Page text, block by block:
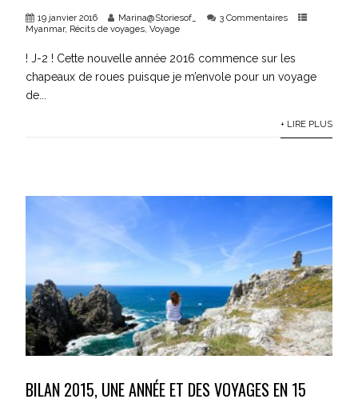
19 janvier 2016 Marina@Storiesof_
3 Commentaires
Myanmar, Récits de voyages,Voyage
! J-2 ! Cette nouvelle année 2016 commence sur les
chapeaux de roues puisque je m’envole pour un voyage
de...
+ LIRE PLUS
BILAN 2015, UNE ANNÉE ET DES VOYAGES EN 15